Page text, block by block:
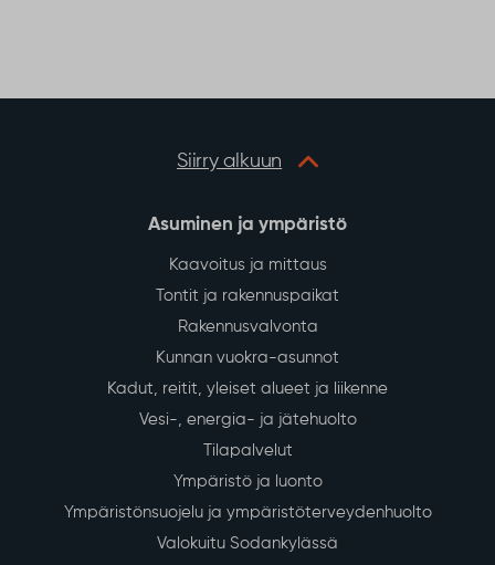
Siirry alkuun
Asuminen ja ympäristö
Kaavoitus ja mittaus
Tontit ja rakennuspaikat
Rakennusvalvonta
Kunnan vuokra-asunnot
Kadut, reitit, yleiset alueet ja liikenne
Vesi-, energia- ja jätehuolto
Tilapalvelut
Ympäristö ja luonto
Ympäristönsuojelu ja ympäristöterveydenhuolto
Valokuitu Sodankylässä